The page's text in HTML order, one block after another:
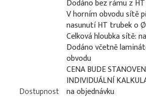
Dodáno bez rámu z
V horním obvodu sítě
nasunutí HT trubek o
Celková hloubka sítě:
Dodáno včetně
obvodu
CENA BUDE
INDIVIDUÁLNÍ
Dostupnost na objednávku